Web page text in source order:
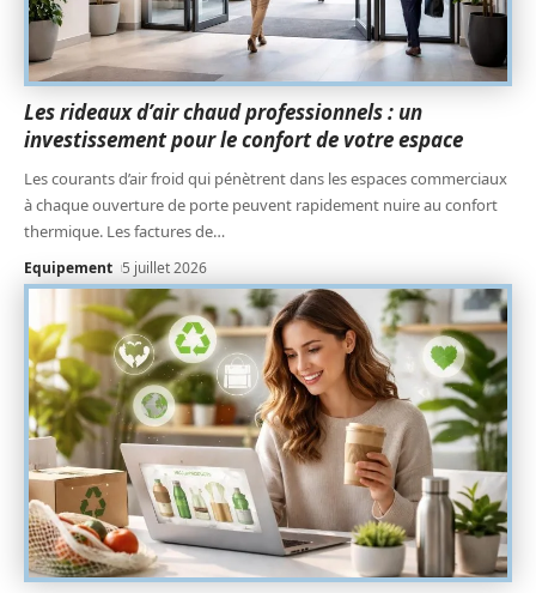
Les rideaux d’air chaud professionnels : un
investissement pour le confort de votre espace
Les courants d’air froid qui pénètrent dans les espaces commerciaux
à chaque ouverture de porte peuvent rapidement nuire au confort
thermique. Les factures de…
Equipement 5 juillet 2026